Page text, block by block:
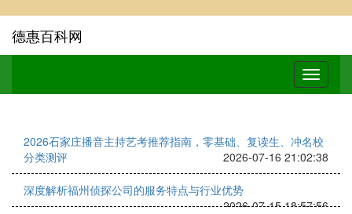
德惠百科网
2026石家庄播音主持艺考推荐指南，零基础、复读生、冲名校
分类测评
2026-07-16 21:02:38
深度解析福州侦探公司的服务特点与行业优势
2026-07-15 18:57:56